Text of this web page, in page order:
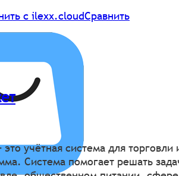
с ilexx.cloudСравнить
учётная система для торговли
Система помогает решать